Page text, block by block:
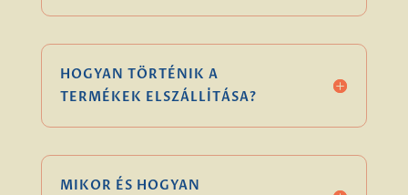
HOGYAN TÖRTÉNIK A
TERMÉKEK ELSZÁLLÍTÁSA?
MIKOR ÉS HOGYAN